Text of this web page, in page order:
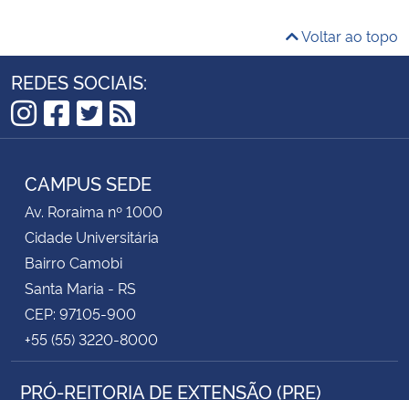
Voltar ao topo
REDES SOCIAIS:
Instagram
Facebook
Twitter
RSS
CAMPUS SEDE
Av. Roraima nº 1000
Cidade Universitária
Bairro Camobi
Santa Maria - RS
CEP: 97105-900
+55 (55) 3220-8000
PRÓ-REITORIA DE EXTENSÃO (PRE)